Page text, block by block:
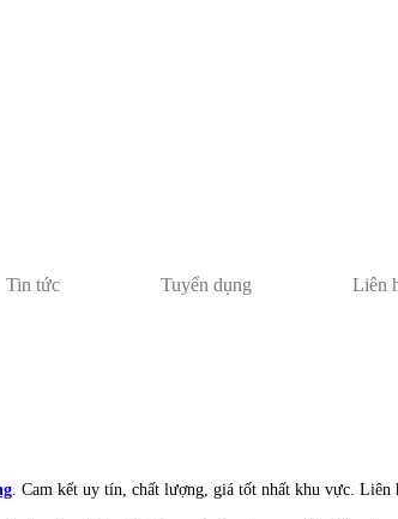
Tin tức Tuyển dụng Liên
. Cam kết uy tín, chất lượng, giá tốt nhất khu vực. Liên